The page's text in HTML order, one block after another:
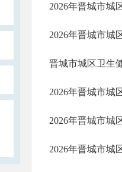
2026年晋城市城
2026年晋城市城
晋城市城区卫生
2026年晋城市城
2026年晋城市城
2026年晋城市城